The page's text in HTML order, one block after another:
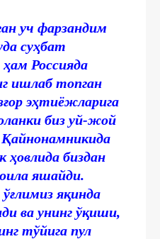
уч фарзандим
суҳбат
Россияда
ишлаб топган
эҳтиёжларига
биз уй-жой
биздан
яшайди.
яқинда
ва унинг ўқиши,
тўйига пул